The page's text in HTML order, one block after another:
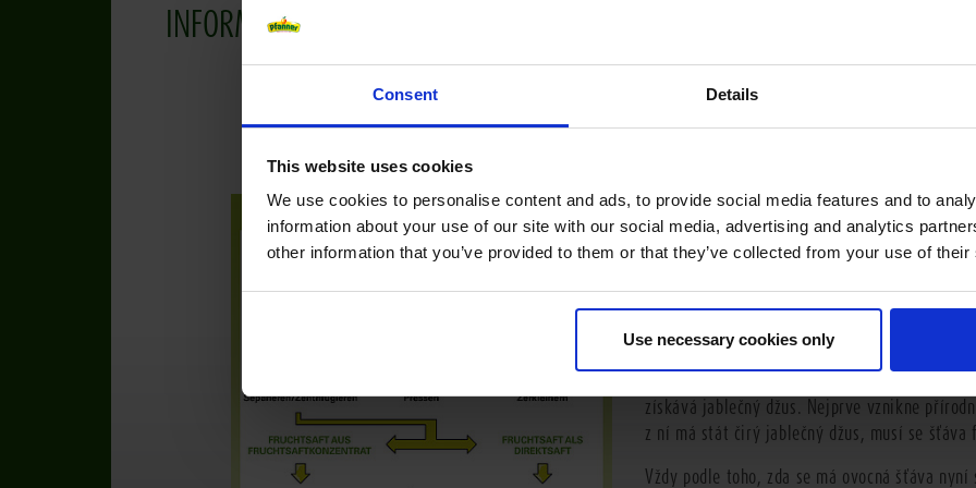
Consent Details
This website uses cookies
We use cookies to personalise content and ads, to provide social media features and to
information about your use of our site with our social media, advertising and analytics
other information that you’ve provided to them or that they’ve collected from your use of
Use necessary cookies only
INFORMACE O OVOCI
Jak se vyrábí ovocný džus?
Pro zajištění maximální možné čerstvosti až
výrobě džusu zpracuje většinou již v zemi,
Zůstanou tak ideálně zachovány chuť a cenné
Jablka se například po sklizni vyberou a
zpracuje jen ovoce, které se nachází v
získává jablečný džus. Nejprve vznikne
z ní má stát čirý jablečný džus, musí se
Vždy podle toho, zda se má ovocná šťáva